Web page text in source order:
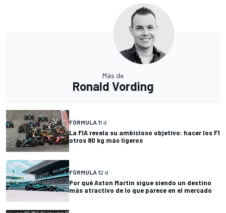
Más de
Ronald Vording
FÓRMULA 11 d
La FIA revela su ambicioso objetivo: hacer los F1
otros 80 kg más ligeros
FÓRMULA 12 d
Por qué Aston Martin sigue siendo un destino
más atractivo de lo que parece en el mercado